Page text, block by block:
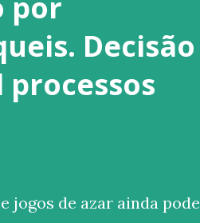
Decisão
jogos de azar ainda pode